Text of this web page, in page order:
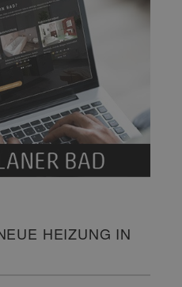
HEIZUNG IN